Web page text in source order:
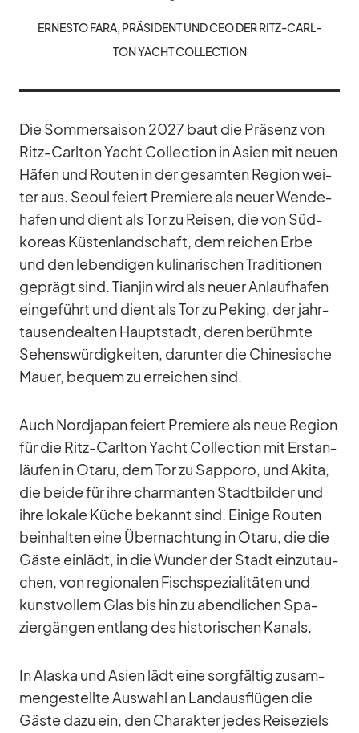
ER­NESTO FARA, PRÄ­SI­DENT UND CEO DER RITZ-CARL­
TON YACHT COLL­EC­TION
Die Som­mer­sai­son 2027 baut die Prä­senz von
Ritz-Carl­ton Yacht Coll­ec­tion in Asien mit neuen
Hä­fen und Rou­ten in der ge­sam­ten Re­gion wei­
ter aus. Seoul fei­ert Pre­miere als neuer Wen­de­
ha­fen und dient als Tor zu Rei­sen, die von Süd­
ko­reas Küs­ten­land­schaft, dem rei­chen Erbe
und den le­ben­di­gen ku­li­na­ri­schen Tra­di­tio­nen
ge­prägt sind. Tian­jin wird als neuer An­lauf­ha­fen
ein­ge­führt und dient als Tor zu Pe­king, der jahr­
tau­sen­de­al­ten Haupt­stadt, de­ren be­rühmte
Se­hens­wür­dig­kei­ten, dar­un­ter die Chi­ne­si­sche
Mauer, be­quem zu er­rei­chen sind.
Auch Nord­ja­pan fei­ert Pre­miere als neue Re­gion
für die Ritz-Carl­ton Yacht Coll­ec­tion mit Erst­an­
läu­fen in Ot­aru, dem Tor zu Sap­poro, und Akita,
die beide für ihre char­man­ten Stadt­bil­der und
ihre lo­kale Kü­che be­kannt sind. Ei­nige Rou­ten
be­inhal­ten eine Über­nach­tung in Ot­aru, die die
Gäste ein­lädt, in die Wun­der der Stadt ein­zu­tau­
chen, von re­gio­na­len Fisch­spe­zia­li­tä­ten und
kunst­vol­lem Glas bis hin zu abend­li­chen Spa­
zier­gän­gen ent­lang des his­to­ri­schen Ka­nals.
In Alaska und Asien lädt eine sorg­fäl­tig zu­sam­
men­ge­stellte Aus­wahl an Land­aus­flü­gen die
Gäste dazu ein, den Cha­rak­ter je­des Rei­se­ziels